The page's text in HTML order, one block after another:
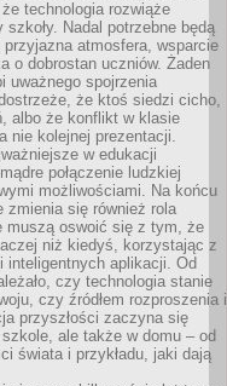
technologia rozwiąże
Nadal potrzebne będą
przyjazna atmosfera, wsparcie
o dobrostan uczniów. Żaden
uważnego spojrzenia
że ktoś siedzi cicho,
albo że konflikt w klasie
nie kolejnej prezentacji.
w edukacji
połączenie ludzkiej
możliwościami. Na końcu
zmienia się również rola
muszą oswoić się z tym, że
niż kiedyś, korzystając z
inteligentnych aplikacji. Od
czy technologia stanie
czy źródłem rozproszenia i
przyszłości zaczyna się
ale także w domu – od
świata i przykładu, jaki dają